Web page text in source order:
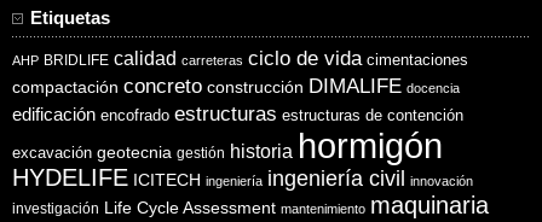
Etiquetas
AHP BRIDLIFE calidad carreteras ciclo de vida cimentaciones
compactación concreto construcción DIMALIFE docencia
edificación encofrado estructuras estructuras de contención
excavación geotecnia gestión historia hormigón
HYDELIFE ICITECH ingeniería ingeniería civil innovación
investigación Life Cycle Assessment mantenimiento maquinaria